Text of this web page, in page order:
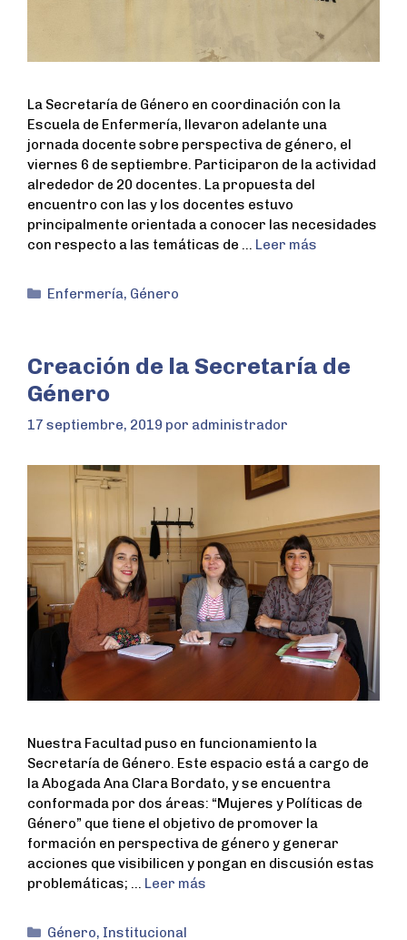
La Secretaría de Género en coordinación con la
Escuela de Enfermería, llevaron adelante una
jornada docente sobre perspectiva de género, el
viernes 6 de septiembre. Participaron de la actividad
alrededor de 20 docentes. La propuesta del
encuentro con las y los docentes estuvo
principalmente orientada a conocer las necesidades
con respecto a las temáticas de … Leer más
Enfermería, Género
Creación de la Secretaría de
Género
17 septiembre, 2019 por administrador
Nuestra Facultad puso en funcionamiento la
Secretaría de Género. Este espacio está a cargo de
la Abogada Ana Clara Bordato, y se encuentra
conformada por dos áreas: “Mujeres y Políticas de
Género” que tiene el objetivo de promover la
formación en perspectiva de género y generar
acciones que visibilicen y pongan en discusión estas
problemáticas; … Leer más
Género, Institucional